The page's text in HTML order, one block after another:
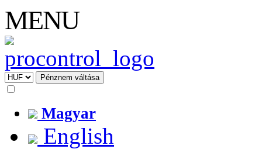
MENU
Magyar
English